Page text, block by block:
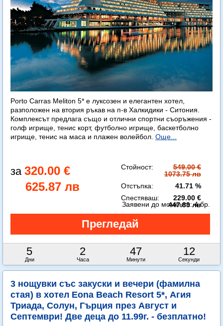
Porto Carras Meliton 5* е луксозен и елегантен хотел,
разположен на втория ръкав на п-в Халкидики - Ситония.
Комплексът предлага също и отлични спортни съоръжения -
голф игрище, тенис корт, футболно игрище, баскетболно
игрище, тенис на маса и плажен волейбол. Още...
320.00 €
625.87 лв
Стойност:
549.00 €
1073.75 лв
Отстъпка:
41.71 %
Спестяваш:
229.00 €
447.89 лв
5
Дни
2
Часа
47
Минути
10
Секунди
Заявени до момента:4 бр.
3 нощувки със закуски и вечери (фамилна
стая) в хотел Eona Beach Resort 5*, Агия
Триада, Солун, Гърция през Август и
Септември! Две деца до 11.99г. - безплатно!